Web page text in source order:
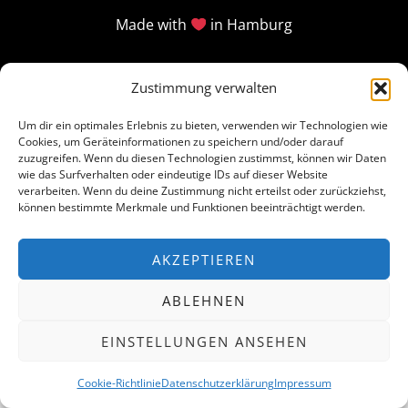
Zustimmung verwalten
Um dir ein optimales Erlebnis zu bieten, verwenden wir Technologien wie
Cookies, um Geräteinformationen zu speichern und/oder darauf
zuzugreifen. Wenn du diesen Technologien zustimmst, können wir Daten
wie das Surfverhalten oder eindeutige IDs auf dieser Website
verarbeiten. Wenn du deine Zustimmung nicht erteilst oder zurückziehst,
können bestimmte Merkmale und Funktionen beeinträchtigt werden.
AKZEPTIEREN
ABLEHNEN
EINSTELLUNGEN ANSEHEN
Cookie-RichtlinieDatenschutzerklärungImpressum
Made with in Hamburg